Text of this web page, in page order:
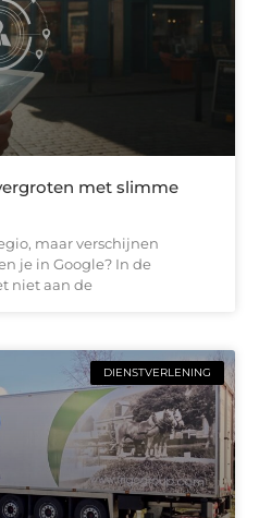
met slimme
maar verschijnen
je in Google? In de
niet aan de
DIENSTVERLENING